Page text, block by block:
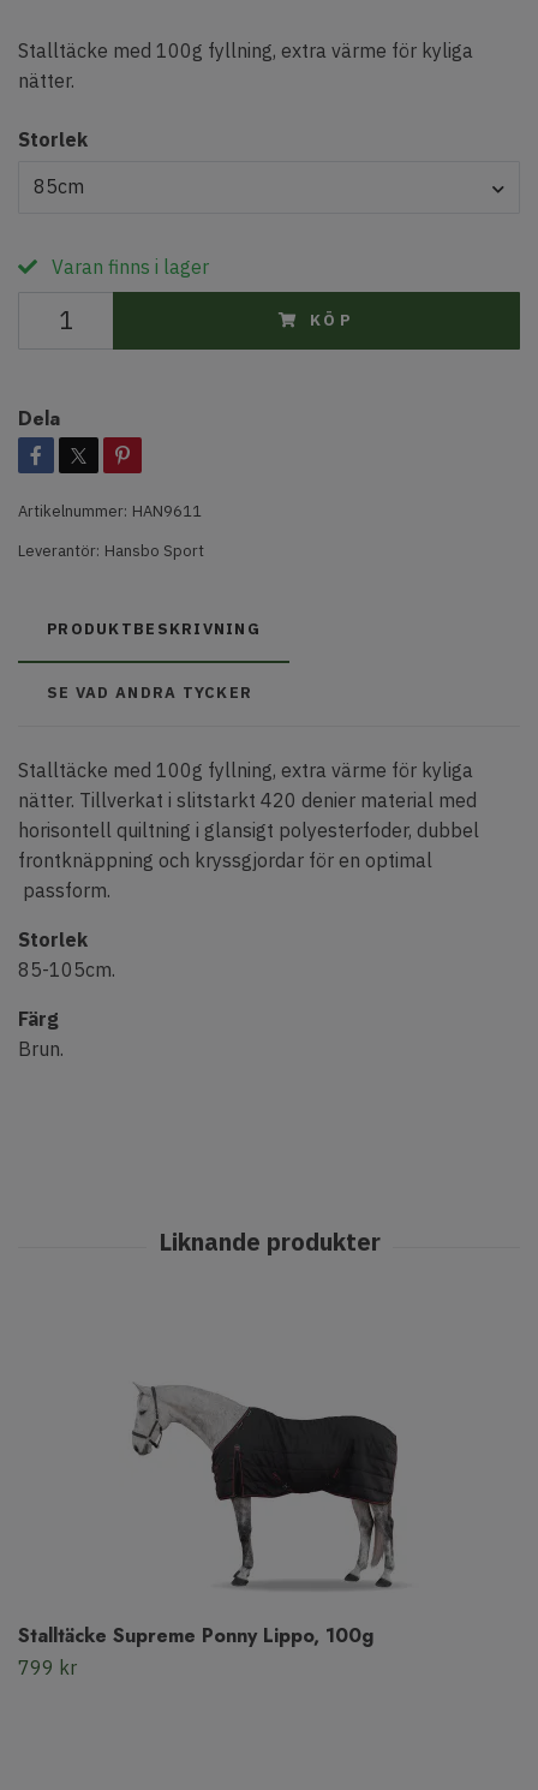
Stalltäcke med 100g fyllning, extra värme för kyliga
nätter.
Storlek
85cm
Varan finns i lager
KÖP
Dela
Artikelnummer: HAN9611
Leverantör: Hansbo Sport
PRODUKTBESKRIVNING
SE VAD ANDRA TYCKER
Stalltäcke med 100g fyllning, extra värme för kyliga
nätter. Tillverkat i slitstarkt 420 denier material med
horisontell quiltning i glansigt polyesterfoder, dubbel
frontknäppning och kryssgjordar för en optimal
passform.
Storlek
85-105cm.
Färg
Brun.
Stalltäcke Supreme Ponny Lippo, 100g
799 kr